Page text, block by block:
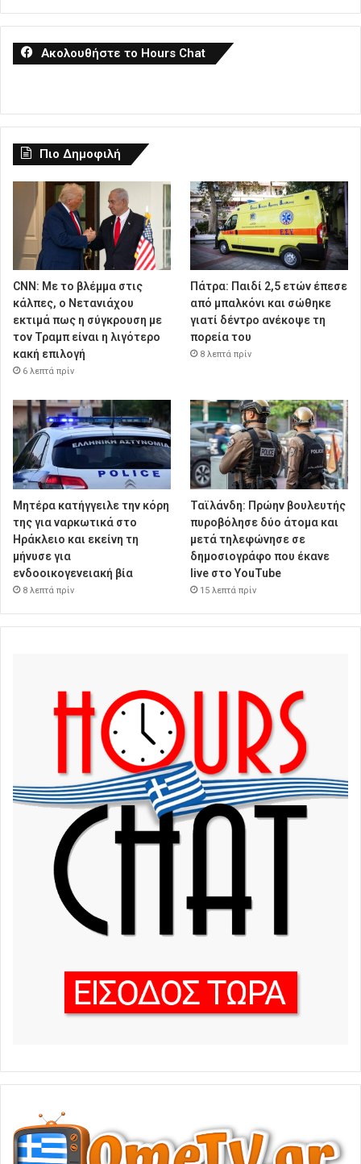
Ακολουθήστε το Hours Chat
Πιο Δημοφιλή
CNN: Με το βλέμμα στις
κάλπες, ο Νετανιάχου
εκτιμά πως η σύγκρουση με
τον Τραμπ είναι η λιγότερο
κακή επιλογή
6 λεπτά πρίν
Πάτρα: Παιδί 2,5 ετών έπεσε
από μπαλκόνι και σώθηκε
γιατί δέντρο ανέκοψε τη
πορεία του
8 λεπτά πρίν
Μητέρα κατήγγειλε την κόρη
της για ναρκωτικά στο
Ηράκλειο και εκείνη τη
μήνυσε για
ενδοοικογενειακή βία
8 λεπτά πρίν
Ταϊλάνδη: Πρώην βουλευτής
πυροβόλησε δύο άτομα και
μετά τηλεφώνησε σε
δημοσιογράφο που έκανε
live στο YouTube
15 λεπτά πρίν